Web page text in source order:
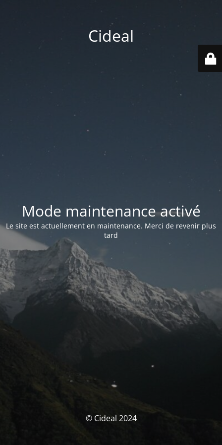
Cideal
Mode maintenance activé
Le site est actuellement en maintenance. Merci de revenir plus
tard
© Cideal 2024